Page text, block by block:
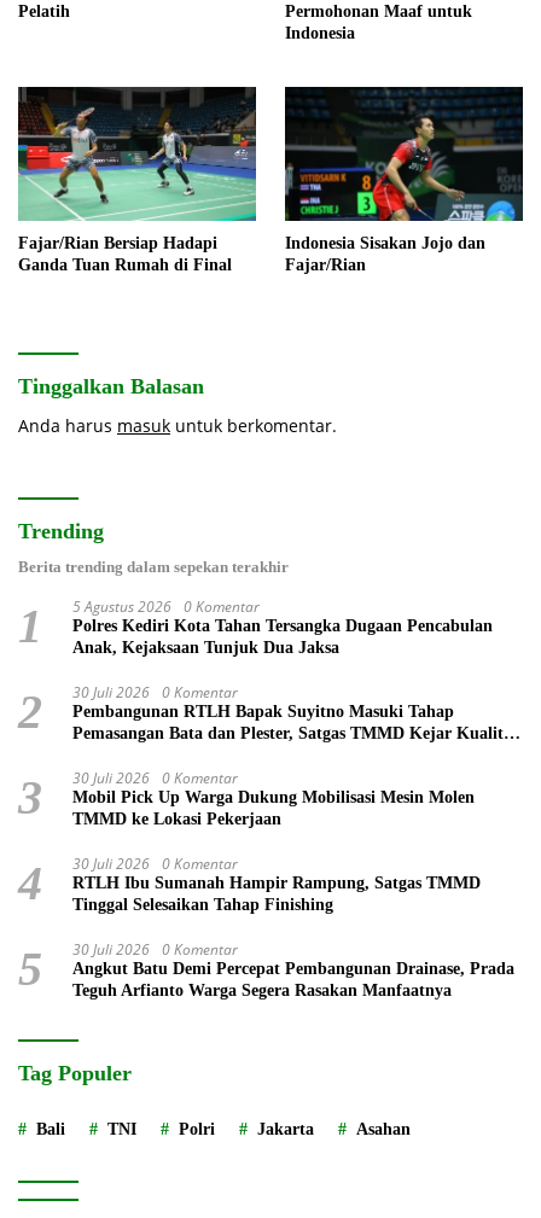
Pelatih
Permohonan Maaf untuk
Indonesia
Fajar/Rian Bersiap Hadapi
Ganda Tuan Rumah di Final
Indonesia Sisakan Jojo dan
Fajar/Rian
Tinggalkan Balasan
Anda harus masuk untuk berkomentar.
Trending
Berita trending dalam sepekan terakhir
1 5 Agustus 2026 0 Komentar
Polres Kediri Kota Tahan Tersangka Dugaan Pencabulan
Anak, Kejaksaan Tunjuk Dua Jaksa
2 30 Juli 2026 0 Komentar
Pembangunan RTLH Bapak Suyitno Masuki Tahap
Pemasangan Bata dan Plester, Satgas TMMD Kejar Kualitas
3 30 Juli 2026 0 Komentar
Mobil Pick Up Warga Dukung Mobilisasi Mesin Molen
TMMD ke Lokasi Pekerjaan
4 30 Juli 2026 0 Komentar
RTLH Ibu Sumanah Hampir Rampung, Satgas TMMD
Tinggal Selesaikan Tahap Finishing
5 30 Juli 2026 0 Komentar
Angkut Batu Demi Percepat Pembangunan Drainase, Prada
Teguh Arfianto Warga Segera Rasakan Manfaatnya
Tag Populer
Bali TNI Polri Jakarta Asahan